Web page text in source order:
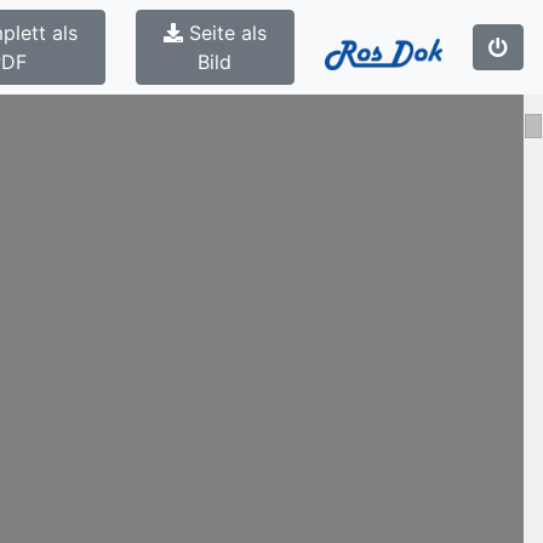
als
Seite als
Bild